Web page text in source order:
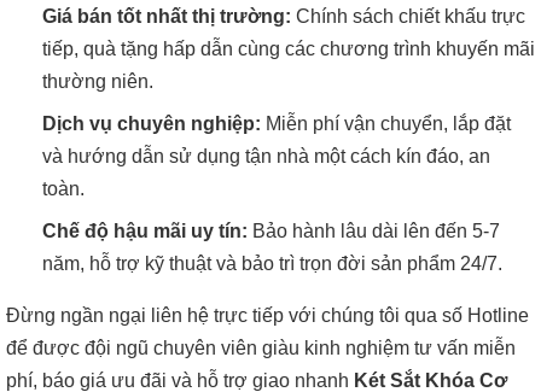
Giá bán tốt nhất thị trường: Chính sách chiết khấu trực
tiếp, quà tặng hấp dẫn cùng các chương trình khuyến mãi
thường niên.
Dịch vụ chuyên nghiệp: Miễn phí vận chuyển, lắp đặt
và hướng dẫn sử dụng tận nhà một cách kín đáo, an
toàn.
Chế độ hậu mãi uy tín: Bảo hành lâu dài lên đến 5-7
năm, hỗ trợ kỹ thuật và bảo trì trọn đời sản phẩm 24/7.
Đừng ngần ngại liên hệ trực tiếp với chúng tôi qua số Hotline
để được đội ngũ chuyên viên giàu kinh nghiệm tư vấn miễn
phí, báo giá ưu đãi và hỗ trợ giao nhanh Két Sắt Khóa Cơ